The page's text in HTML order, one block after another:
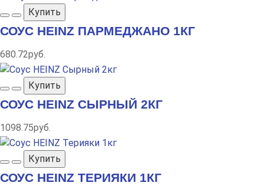
Купить
СОУС HEINZ ПАРМЕДЖАНО 1КГ
680.72руб.
Купить
СОУС HEINZ СЫРНЫЙ 2КГ
1098.75руб.
Купить
СОУС HEINZ ТЕРИЯКИ 1КГ